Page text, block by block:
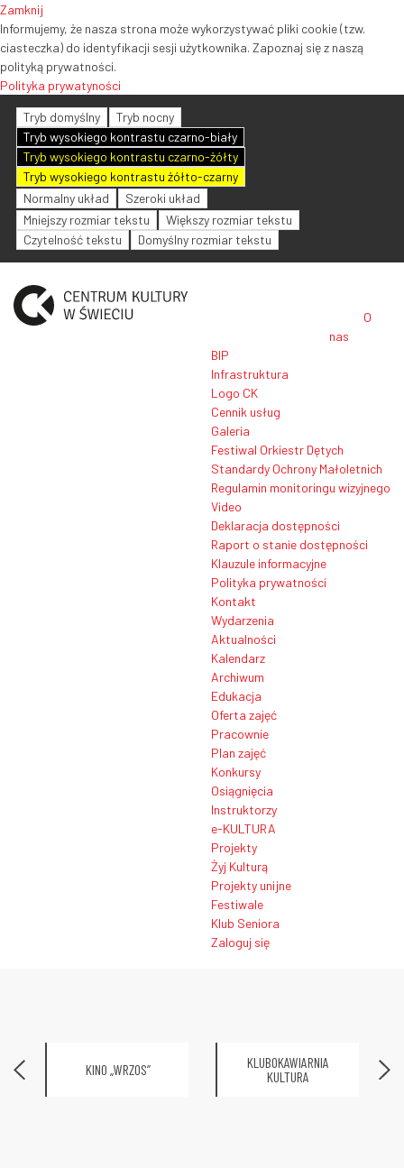
Zamknij
Informujemy, że nasza strona może wykorzystywać pliki cookie (tzw.
ciasteczka) do identyfikacji sesji użytkownika. Zapoznaj się z naszą
polityką prywatności.
Polityka prywatyności
Tryb domyślny
Tryb nocny
Tryb wysokiego kontrastu czarno-biały
Tryb wysokiego kontrastu czarno-żółty
Tryb wysokiego kontrastu żółto-czarny
Normalny układ
Szeroki układ
Mniejszy rozmiar tekstu
Większy rozmiar tekstu
Czytelność tekstu
Domyślny rozmiar tekstu
O
nas
BIP
Infrastruktura
Logo CK
Cennik usług
Galeria
Festiwal Orkiestr Dętych
Standardy Ochrony Małoletnich
Regulamin monitoringu wizyjnego
Video
Deklaracja dostępności
Raport o stanie dostępności
Klauzule informacyjne
Polityka prywatności
Kontakt
Wydarzenia
Aktualności
Kalendarz
Archiwum
Edukacja
Oferta zajęć
Pracownie
Plan zajęć
Konkursy
Osiągnięcia
Instruktorzy
e-KULTURA
Projekty
Żyj Kulturą
Projekty unijne
Festiwale
Klub Seniora
Zaloguj się
KINO „WRZOS”
KLUBOKAWIARNIA
KULTURA